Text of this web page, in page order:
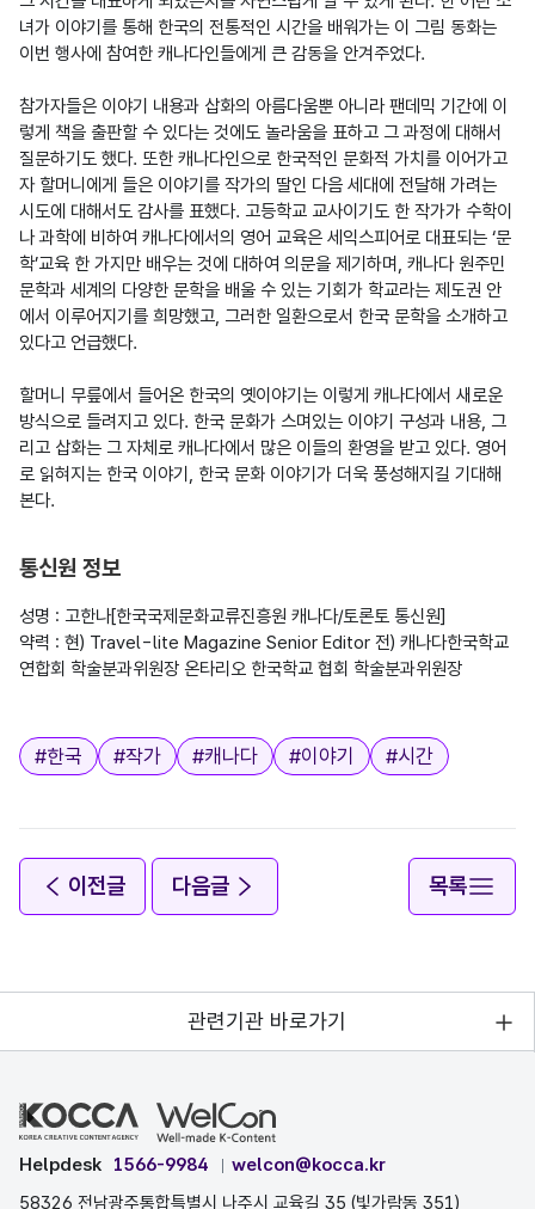
녀가 이야기를 통해 한국의 전통적인 시간을 배워가는 이 그림 동화는
이번 행사에 참여한 캐나다인들에게 큰 감동을 안겨주었다.
참가자들은 이야기 내용과 삽화의 아름다움뿐 아니라 팬데믹 기간에 이
렇게 책을 출판할 수 있다는 것에도 놀라움을 표하고 그 과정에 대해서
질문하기도 했다. 또한 캐나다인으로 한국적인 문화적 가치를 이어가고
자 할머니에게 들은 이야기를 작가의 딸인 다음 세대에 전달해 가려는
시도에 대해서도 감사를 표했다. 고등학교 교사이기도 한 작가가 수학이
나 과학에 비하여 캐나다에서의 영어 교육은 세익스피어로 대표되는 ‘문
학’교육 한 가지만 배우는 것에 대하여 의문을 제기하며, 캐나다 원주민
문학과 세계의 다양한 문학을 배울 수 있는 기회가 학교라는 제도권 안
에서 이루어지기를 희망했고, 그러한 일환으로서 한국 문학을 소개하고
있다고 언급했다.
할머니 무릎에서 들어온 한국의 옛이야기는 이렇게 캐나다에서 새로운
방식으로 들려지고 있다. 한국 문화가 스며있는 이야기 구성과 내용, 그
리고 삽화는 그 자체로 캐나다에서 많은 이들의 환영을 받고 있다. 영어
로 읽혀지는 한국 이야기, 한국 문화 이야기가 더욱 풍성해지길 기대해
본다.
통신원 정보
성명 : 고한나[한국국제문화교류진흥원 캐나다/토론토 통신원]
약력 : 현) Travel-lite Magazine Senior Editor 전) 캐나다한국학교
연합회 학술분과위원장 온타리오 한국학교 협회 학술분과위원장
태그
#한국 #작가 #캐나다 #이야기 #시간
이전글 다음글 목록
관련기관 바로가기
Helpdesk 1566-9984
welcon@kocca.kr
58326 전남광주통합특별시 나주시 교육길 35 (빛가람동 351)